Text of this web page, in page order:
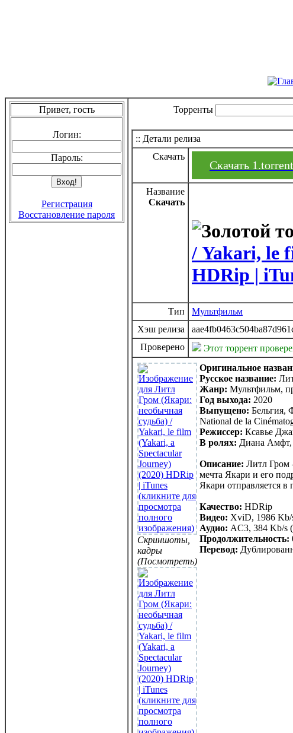
Привет, гость
Логин:
Пароль:
Регистрация
Восстановление пароля
Торренты
:: Детали релиза
Скачать
Скачать 1.torrent
Название
Скачать
/ Yakari, le
HDRip |
Тип
Мультфильм
Хэш релиза
Проверено
Этот торрент
Скриншоты,
кадры
(Посмотреть)
Оригинальное
Русское название:
Жанр: Мультфильм,
Год выхода: 2020
Выпущено: Бельгия,
National de la
Режиссер: Ксавье
В ролях: Диана Амфт,
Описание: Литл Гром
мечта Якари и его
Якари отправляется
Качество: HDRip
Видео: XviD, 1986 Kb/
Аудио: AC3, 384 Kb/s
Продолжительность:
Перевод: